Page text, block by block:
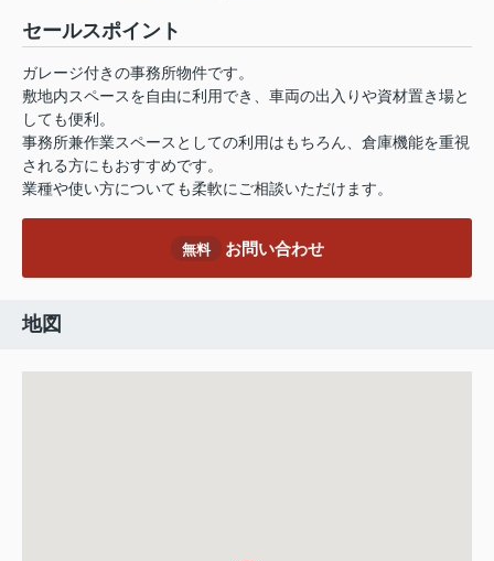
セールスポイント
ガレージ付きの事務所物件です。
敷地内スペースを自由に利用でき、車両の出入りや資材置き場と
しても便利。
事務所兼作業スペースとしての利用はもちろん、倉庫機能を重視
される方にもおすすめです。
業種や使い方についても柔軟にご相談いただけます。
無料 お問い合わせ
地図